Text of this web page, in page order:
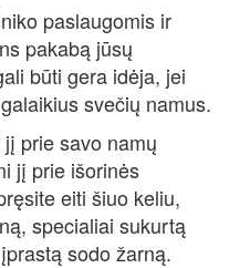
paslaugomis ir
pakabą jūsų
būti gera idėja, jei
svečių namus.
prie savo namų
jį prie išorinės
eiti šiuo keliu,
specialiai sukurtą
sodo žarną.